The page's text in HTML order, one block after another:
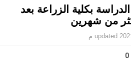
بكلية الزراعة بعد
من شهرين
updated م
0